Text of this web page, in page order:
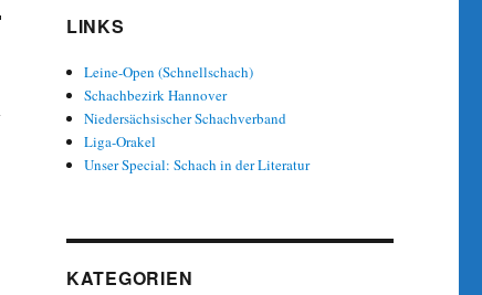
LINKS
Leine-Open (Schnellschach)
Schachbezirk Hannover
Niedersächsischer Schachverband
Liga-Orakel
Unser Special: Schach in der Literatur
KATEGORIEN